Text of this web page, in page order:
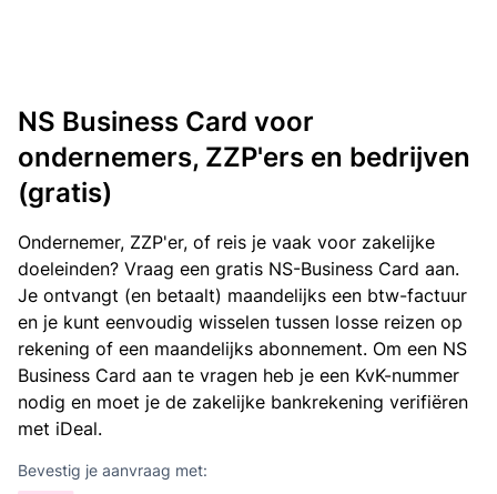
NS Business Card voor
ondernemers, ZZP'ers en bedrijven
(gratis)
Ondernemer, ZZP'er, of reis je vaak voor zakelijke
doeleinden? Vraag een gratis NS-Business Card aan.
Je ontvangt (en betaalt) maandelijks een btw-factuur
en je kunt eenvoudig wisselen tussen losse reizen op
rekening of een maandelijks abonnement. Om een NS
Business Card aan te vragen heb je een KvK-nummer
nodig en moet je de zakelijke bankrekening verifiëren
met iDeal.
Bevestig je aanvraag met: